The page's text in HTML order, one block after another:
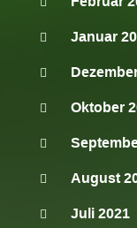
Januar
Oktober
August
Juli 2021